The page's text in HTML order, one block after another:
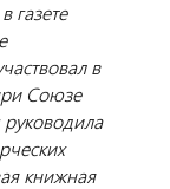
газете
в
Союзе
книжная